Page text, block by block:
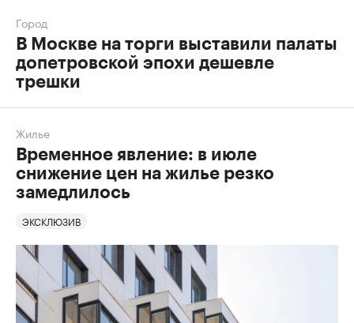
Город
В Москве на торги выставили палаты
допетровской эпохи дешевле
трешки
Жилье
Временное явление: в июле
снижение цен на жилье резко
замедлилось
ЭКСКЛЮЗИВ